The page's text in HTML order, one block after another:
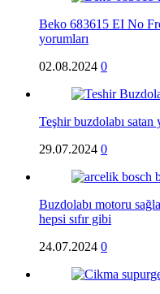
Beko 683615 EI No
yorumları
02.08.2024 0
Teşhir buzdolabı
29.07.2024 0
Buzdolabı motoru
hepsi sıfır gibi
24.07.2024 0